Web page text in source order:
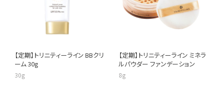
【定期】トリニティーライン BBクリ
ーム 30g
30g
【定期】トリニティーライン ミネラ
ルパウダー ファンデーション
8g